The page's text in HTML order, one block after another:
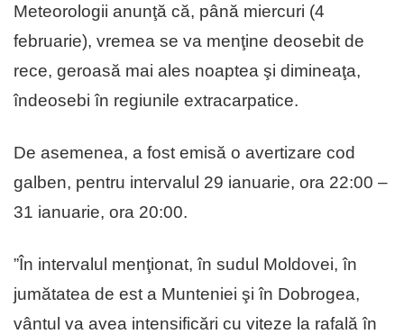
Meteorologii anunţă că, până miercuri (4
februarie), vremea se va menţine deosebit de
rece, geroasă mai ales noaptea şi dimineaţa,
îndeosebi în regiunile extracarpatice.
De asemenea, a fost emisă o avertizare cod
galben, pentru intervalul 29 ianuarie, ora 22:00 –
31 ianuarie, ora 20:00.
”În intervalul menţionat, în sudul Moldovei, în
jumătatea de est a Munteniei şi în Dobrogea,
vântul va avea intensificări cu viteze la rafală în